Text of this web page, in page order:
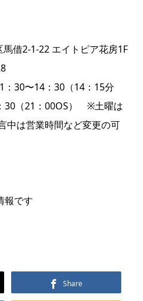
借2-1-22 エイトピア花房1F
30〜14：30（14：15分
30（21：00OS） ※土曜は
中は営業時間など変更の可
報です
Share